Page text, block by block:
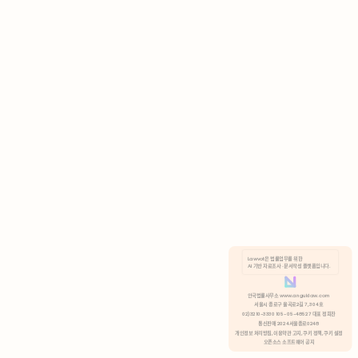
분석 쿠키 허용
Lawvot은 법률업무를 위한
AI 기반 자료조사 · 문서작성 플랫폼입니다.
안국법률사무소 www.anguklaw.com
서울시 종로구 율곡로2길 7, 304호
02)3210-3330 105-05-48527 대표 정희찬
통신판매 2024서울종로0248
개인정보 처리방침, 이용약관 고지, 쿠키 정책, 쿠키 설정
오픈소스 소프트웨어 공지